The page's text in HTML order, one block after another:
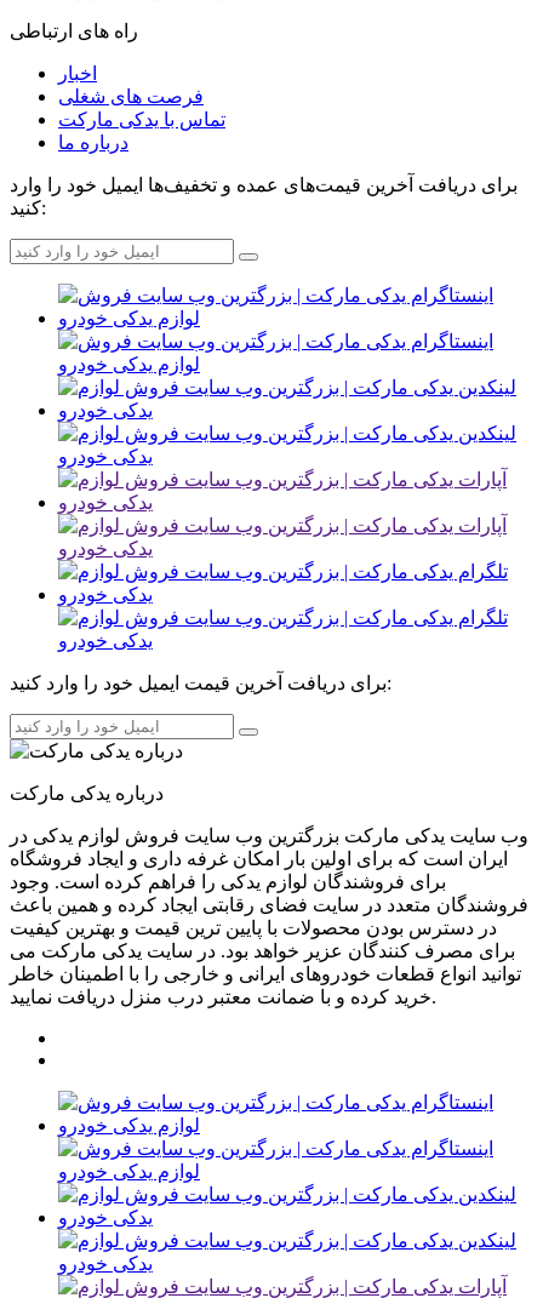
راه های ارتباطی
اخبار
فرصت های شغلی
تماس با یدکی مارکت
درباره ما
برای دریافت آخرین قیمت‌های عمده و تخفیف‌ها ایمیل خود را وارد
کنید:
برای دریافت آخرین قیمت ایمیل خود را وارد کنید:
درباره یدکی مارکت
وب سایت یدکی مارکت بزرگترین وب سایت فروش لوازم یدکی در
ایران است که برای اولین بار امکان غرفه داری و ایجاد فروشگاه
برای فروشندگان لوازم یدکی را فراهم کرده است. وجود
فروشندگان متعدد در سایت فضای رقابتی ایجاد کرده و همین باعث
در دسترس بودن محصولات با پایین ترین قیمت و بهترین کیفیت
برای مصرف کنندگان عزیر خواهد بود. در سایت یدکی مارکت می
توانید انواع قطعات خودروهای ایرانی و خارجی را با اطمینان خاطر
خرید کرده و با ضمانت معتبر درب منزل دریافت نمایید.